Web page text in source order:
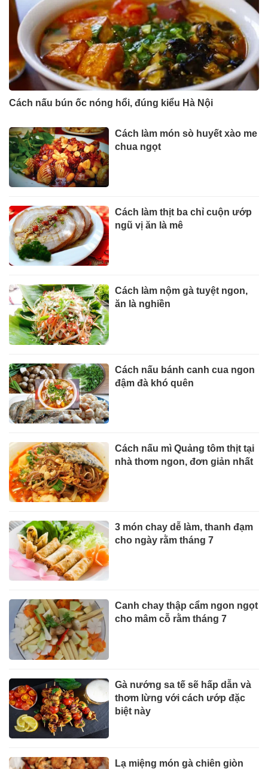
Cách nấu bún ốc nóng hổi, đúng kiểu Hà Nội
Cách làm món sò huyết xào me
chua ngọt
Cách làm thịt ba chỉ cuộn ướp
ngũ vị ăn là mê
Cách làm nộm gà tuyệt ngon,
ăn là nghiền
Cách nấu bánh canh cua ngon
đậm đà khó quên
Cách nấu mì Quảng tôm thịt tại
nhà thơm ngon, đơn giản nhất
3 món chay dễ làm, thanh đạm
cho ngày rằm tháng 7
Canh chay thập cẩm ngon ngọt
cho mâm cỗ rằm tháng 7
Gà nướng sa tế sẽ hấp dẫn và
thơm lừng với cách ướp đặc
biệt này
Lạ miệng món gà chiên giòn